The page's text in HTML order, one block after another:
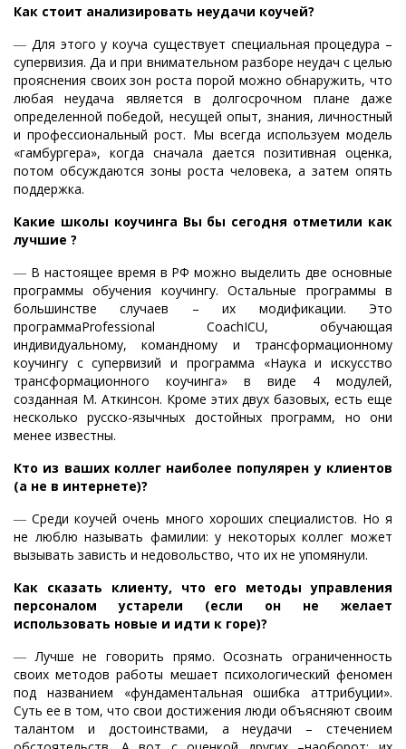
Как стоит анализировать неудачи коучей?
― Для этого у коуча существует специальная процедура –
супервизия. Да и при внимательном разборе неудач с целью
прояснения своих зон роста порой можно обнаружить, что
любая неудача является в долгосрочном плане даже
определенной победой, несущей опыт, знания, личностный
и профессиональный рост. Мы всегда используем модель
«гамбургера», когда сначала дается позитивная оценка,
потом обсуждаются зоны роста человека, а затем опять
поддержка.
Какие школы коучинга Вы бы сегодня отметили как
лучшие ?
― В настоящее время в РФ можно выделить две основные
программы обучения коучингу. Остальные программы в
большинстве случаев – их модификации. Это
программаProfessional CoachICU, обучающая
индивидуальному, командному и трансформационному
коучингу с супервизий и программа «Наука и искусство
трансформационного коучинга» в виде 4 модулей,
созданная М. Аткинсон. Кроме этих двух базовых, есть еще
несколько русско-язычных достойных программ, но они
менее известны.
Кто из ваших коллег наиболее популярен у клиентов
(а не в интернете)?
― Среди коучей очень много хороших специалистов. Но я
не люблю называть фамилии: у некоторых коллег может
вызывать зависть и недовольство, что их не упомянули.
Как сказать клиенту, что его методы управления
персоналом устарели (если он не желает
использовать новые и идти к горе)?
― Лучше не говорить прямо. Осознать ограниченность
своих методов работы мешает психологический феномен
под названием «фундаментальная ошибка аттрибуции».
Суть ее в том, что свои достижения люди объясняют своим
талантом и достоинствами, а неудачи – стечением